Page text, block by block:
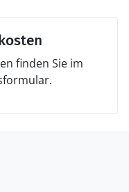
finden Sie im